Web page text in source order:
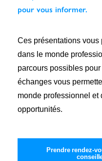
pour vous informer.
Ces présentations vous
dans le monde
parcours possibles
échanges vous
monde professionnel
opportunités.
Prendre rendez-